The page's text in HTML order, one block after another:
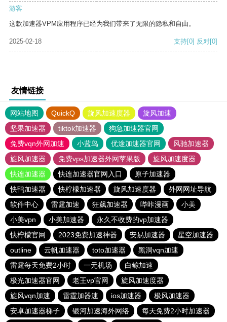
游客
这款加速器VPM应用程序已经为我们带来了无限的隐私和自由。
2025-02-18 支持[0] 反对[0]
友情链接
网站地图 QuickQ 旋风加速度器
旋风加速
坚果加速器
tiktok加速器
狗急加速器官网
免费vqn外网加速
小蓝鸟 优途加速器官网
风驰加速器
旋风加速器
免费vps加速器外网苹果版
旋风加速度器
快连加速器
快连加速器官网入口
原子加速器
快鸭加速器
快柠檬加速器 旋风加速度器
外网网址导航
软件中心
雷霆加速 狂飙加速器 哔咔漫画
小美
小美vpn
小美加速器
永久不收费的vp加速器
快柠檬官网
2023免费加速神器 安易加速器
星空加速器
outline
云帆加速器 toto加速器
黑洞vqn加速
雷霆每天免费2小时
一元机场
白鲸加速
极光加速器官网
老王vp官网
旋风加速度器
旋风vqn加速
雷霆加器速 ios加速器
极风加速器
安卓加速器梯子
银河加速海外网络 每天免费2小时加速器